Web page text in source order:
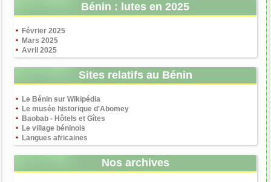
Bénin : lutes en 2025
Février 2025
Mars 2025
Avril 2025
Sites relatifs au Bénin
Le Bénin sur Wikipédia
Le musée historique d'Abomey
Baobab - Hôtels et Gîtes
Le village béninois
Langues africaines
Nos archives